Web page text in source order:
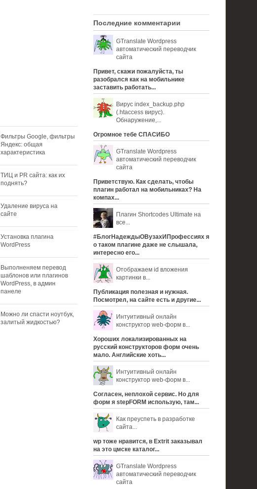
Последние комментарии
GTranslate Wordpress
автоматический переводчик
сайта
Привет, скажи пожалуйста, ты
разобрался как на мобильнике
заставить работать...
Вирус index_backup.php
(.htaccess вируc).
Обнаружение,...
Огромное тебе СПАСИБО
GTranslate Wordpress
автоматический переводчик
сайта
Приветствую. Как сделать, чтобы
плагин работал на мобильниках? На
компах...
Плагин Shortcodes Ultimate на
все...
#БлогНадеждыОВузахИПрофессиях я
о таком плагине даже не слышала,
интересно его...
Отображаем id вложения
картинки в...
Публикация полезная и нужная.
Посмотрел, на сайте есть и другие...
Интуитивный онлайн
конструктор web-форм в...
Хороших локализированных на
русский конструкторов форм очень
мало. Английские хоть...
Интуитивный онлайн
конструктор web-форм в...
Согласен, неплохой сервис. Но для
форм я stepFORM использую, там...
Как преуспеть в разработке
сайта...
wp тоже нравится, в Extrit заказывал
на это цмске каталог...
GTranslate Wordpress
автоматический переводчик
сайта
Фильтры Google, фильтры
Яндекс: общая
характеристика
ТИЦ и PR сайта: как их
поднять?
Удаление вируса на
сайте
Установка плагина
WordPress
Выполненяем перевод
шаблонов или плагинов
WordPress, в админ
панеле
Можно ли спасти ноутбук,
залитый жидкостью?